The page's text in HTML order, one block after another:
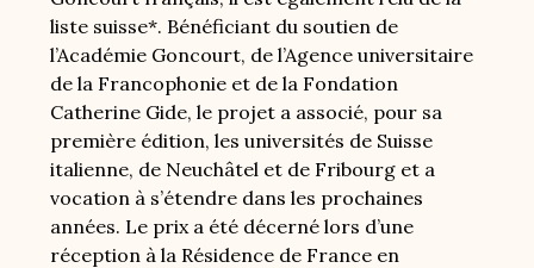
liste suisse*. Bénéficiant du soutien de
l’Académie Goncourt, de l’Agence universitaire
de la Francophonie et de la Fondation
Catherine Gide, le projet a associé, pour sa
première édition, les universités de Suisse
italienne, de Neuchâtel et de Fribourg et a
vocation à s’étendre dans les prochaines
années. Le prix a été décerné lors d’une
réception à la Résidence de France en